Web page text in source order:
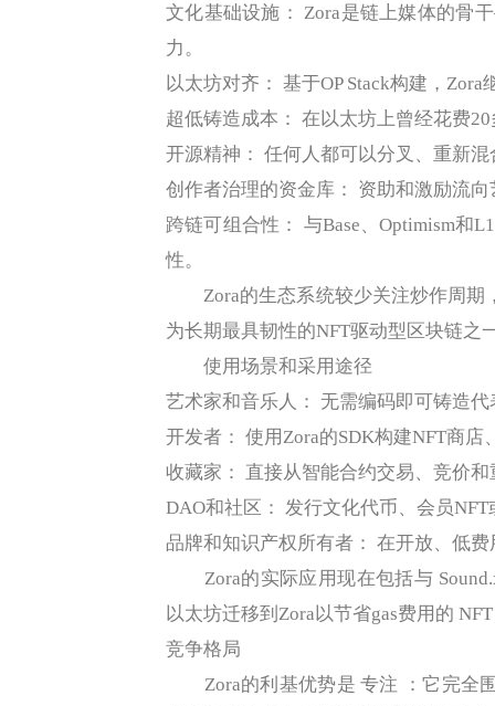
文化基础设施： Zora是链上媒体的骨
力。
以太坊对齐： 基于OP Stack构建，
超低铸造成本： 在以太坊上曾经花费
开源精神： 任何人都可以分叉、重新
创作者治理的资金库： 资助和激励流
跨链可组合性： 与Base、Optimism和
性。
Zora的生态系统较少关注炒作周期
为长期最具韧性的NFT驱动型区块链之
使用场景和采用途径
艺术家和音乐人： 无需编码即可铸造
开发者： 使用Zora的SDK构建NFT商店
收藏家： 直接从智能合约交易、竞价和
DAO和社区： 发行文化代币、会员
品牌和知识产权所有者： 在开放、低
Zora的实际应用现在包括与
以太坊迁移到Zora以节省gas费用的
竞争格局
Zora的利基优势是 专注 ：它完全围